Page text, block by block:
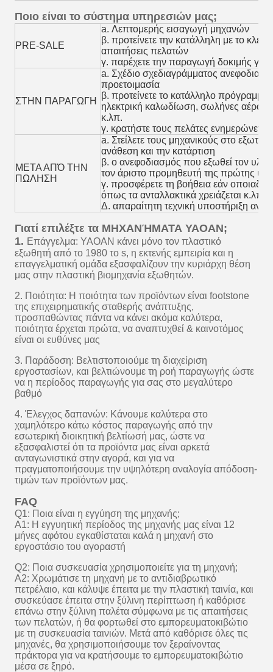
Ποιο είναι το σύστημα υπηρεσιών μας;
PRE-SALE
a. Λεπτομερής εισαγωγή μηχανών
β. προτείνετε την κατάλληλη με το
απαιτήσεις πελατών
γ. παρέχετε την παραγωγή δοκιμής για
ΣΤΗΝ ΠΑΡΑΓΩΓΗ
a. Σχέδιο σχεδιαγράμματος
προετοιμασία
β. προτείνετε το κατάλληλο πρόγραμμα
ηλεκτρική καλωδίωση, σωλήνες αέρα,
κ.λπ.
γ. κρατήστε τους πελάτες
ΜΕΤΑ ΑΠΌ ΤΗΝ
ΠΩΛΗΣΗ
a. Στείλετε τους μηχανικούς στο
ανάθεση και την κατάρτιση
β. ο ανεφοδιασμός που εξωθεί τον
τον άριστο προμηθευτή της πρώτης
γ. προσφέρετε τη βοήθεια εάν
όπως τα ανταλλακτικά χρειάζεται κ.λπ.
Δ. απαραίτητη τεχνική υποστήριξη
Γιατί επιλέξτε τα ΜΗΧΑΝΉΜΑΤΑ YAOAN;
1. Επάγγελμα: YAOAN κάνει μόνο τον πλαστικό
εξωθητή από το 1980 το s, η εκτενής εμπειρία και η
επαγγελματική ομάδα εξασφαλίζουν την κυριάρχη θέση
μας στην πλαστική βιομηχανία εξωθητών.
2. Ποιότητα: Η ποιότητα των προϊόντων είναι footstone
της επιχειρηματικής σταθερής ανάπτυξης,
προσπαθώντας πάντα να κάνει ακόμα καλύτερα,
ποιότητα έρχεται πρώτα, να αναπτυχθεί & καινοτόμος
είναι οι ευθύνες μας
3. Παράδοση: Βελτιστοποιούμε τη διαχείριση
εργοστασίων, και βελτιώνουμε τη ροή παραγωγής ώστε
να η περίοδος παραγωγής για σας στο μεγαλύτερο
βαθμό
4. Έλεγχος δαπανών: Κάνουμε καλύτερα στο
χαμηλότερο κάτω κόστος παραγωγής από την
εσωτερική διοικητική βελτίωσή μας, ώστε να
εξασφαλιστεί ότι τα προϊόντα μας είναι αρκετά
ανταγωνιστικά στην αγορά, και για να
πραγματοποιήσουμε την υψηλότερη αναλογία απόδοση-
τιμών των προϊόντων μας.
FAQ
Q1: Ποια είναι η εγγύηση της μηχανής;
Α1: Η εγγυητική περίοδος της μηχανής μας είναι 12
μήνες αφότου εγκαθίσταται καλά η μηχανή στο
εργοστάσιο του αγοραστή
Q2: Ποια συσκευασία χρησιμοποιείτε για τη μηχανή;
A2: Χρωμάτισε τη μηχανή με το αντιδιαβρωτικό
πετρέλαιο, και κάλυψε έπειτα με την πλαστική ταινία, και
συσκεύασε έπειτα στην ξύλινη περίπτωση ή καθόρισε
επάνω στην ξύλινη παλέτα σύμφωνα με τις απαιτήσεις
των πελατών, ή θα φορτωθεί στο εμπορευματοκιβώτιο
με τη συσκευασία ταινιών. Μετά από καθόρισε όλες τις
μηχανές, θα χρησιμοποιήσουμε τον ξεραίνοντας
πράκτορα για να κρατήσουμε το εμπορευματοκιβώτιο
μέσα σε ξηρό.